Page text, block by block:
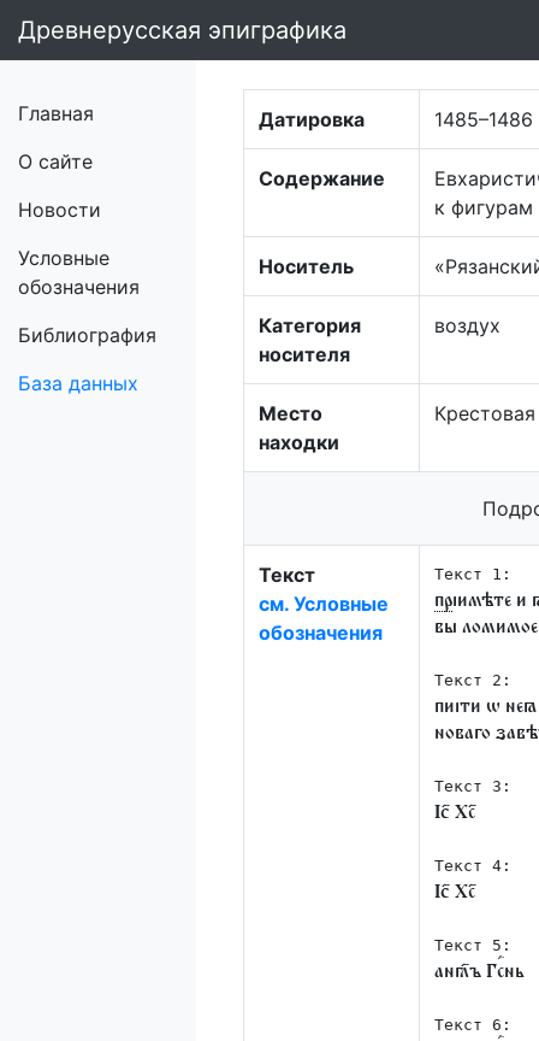
Древнерусская эпиграфика
Главная
О сайте
Новости
Условные
обозначения
Библиография
База данных
Датировка 1485–1486
Содержание
к фигурам
Носитель
Категория
носителя
воздух
Место
находки
Текст
см. Условные
обозначения
Текст 1:
пріимѣте и
вы
Текст 2:
пиіти ѡ неꙗ
новаго
Текст 3:
Іc҃ Хс҃
Текст 4:
Іc҃ Хс҃
Текст 5:
англ҃ъ Гснь
Текст 6: